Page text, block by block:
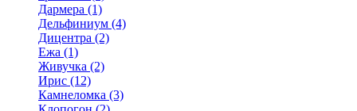
Дармера (1)
Дельфиниум (4)
Дицентра (2)
Ежа (1)
Живучка (2)
Ирис (12)
Камнеломка (3)